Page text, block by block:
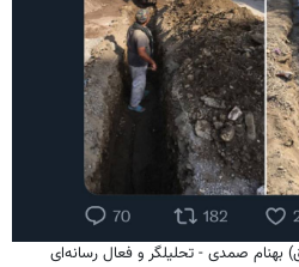
صمدی - تحلیلگر و فعال رسانه‌ای